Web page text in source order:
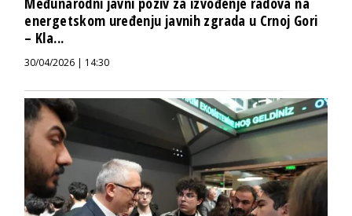
energetskom uređenju javnih zgrada u Crnoj Gori
– Kla...
30/04/2026 | 14:30